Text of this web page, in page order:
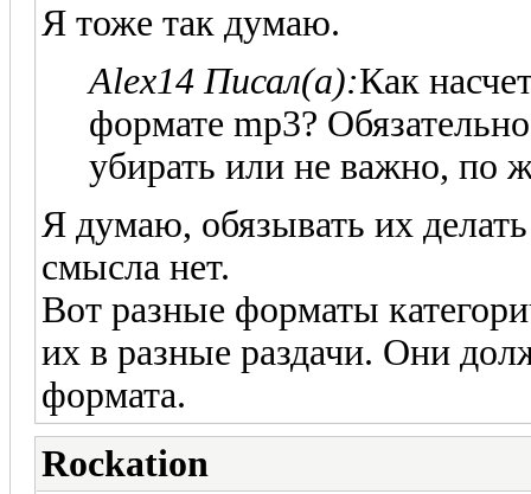
Я тоже так думаю.
Alex14 Писал(а):Как
формате mp3?
убирать или не важно, по
Я думаю, обязывать их
смысла нет.
Вот разные форматы
их в разные раздачи. Они
формата.
Rockation